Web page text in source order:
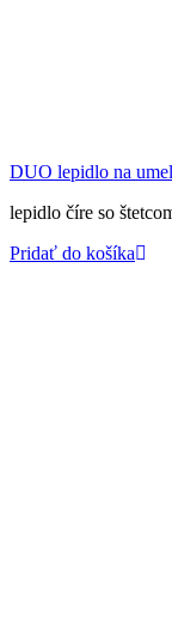
DUO lepidlo na
lepidlo číre so
Pridať do košíka